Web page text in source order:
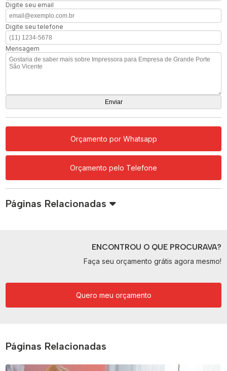
Digite seu email
Digite seu telefone
Mensagem
Orçamento por Whatsapp
Orçamento pelo Telefone
Páginas Relacionadas
ENCONTROU O QUE PROCURAVA?
Faça seu orçamento grátis agora mesmo!
Quero meu orçamento
Páginas Relacionadas